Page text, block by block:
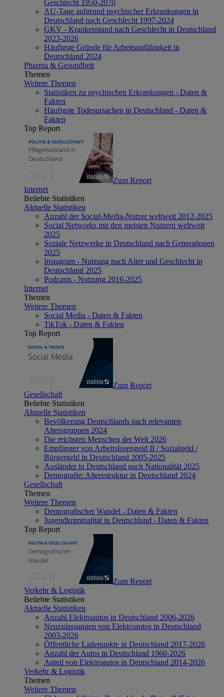
Geschlecht 1950-2070
AU-Tage aufgrund psychischer Erkrankungen in
Deutschland nach Geschlecht 1997-2024
GKV - Krankenstand nach Geschlecht in Deutschland
2023-2026
Häufigste Gründe für Arbeitsunfähigkeit in
Deutschland 2024
Pharma & Gesundheit
Themen
Weitere Themen
Statistiken zu psychischen Erkrankungen - Daten &
Fakten
Häufigste Todesursachen in Deutschland - Daten &
Fakten
Top Report
Zum Report
Internet
Beliebte Statistiken
Aktuelle Statistiken
Anzahl der Social-Media-Nutzer weltweit 2012-2025
Social Networks mit den meisten Nutzern weltweit
2025
Soziale Netzwerke in Deutschland nach Generationen
2025
Instagram - Nutzung nach Alter und Geschlecht in
Deutschland 2025
Podcasts - Nutzung 2016-2025
Internet
Themen
Weitere Themen
Social Media - Daten & Fakten
TikTok - Daten & Fakten
Top Report
Zum Report
Gesellschaft
Beliebte Statistiken
Aktuelle Statistiken
Bevölkerung Deutschlands nach relevanten
Altersgruppen 2024
Die reichsten Menschen der Welt 2026
Empfänger von Arbeitslosengeld II / Sozialgeld /
Bürgergeld in Deutschland 2005-2025
Ausländer in Deutschland nach Nationalität 2025
Demografie: Altersstruktur in Deutschland 2024
Gesellschaft
Themen
Weitere Themen
Demografischer Wandel - Daten & Fakten
Jugendkriminalität in Deutschland - Daten & Fakten
Top Report
Zum Report
Verkehr & Logistik
Beliebte Statistiken
Aktuelle Statistiken
Anzahl Elektroautos in Deutschland 2006-2026
Neuzulassungen von Elektroautos in Deutschland
2003-2026
Öffentliche Ladepunkte in Deutschland 2017-2026
Anzahl der Autos in Deutschland 1960-2026
Anteil von Elektroautos in Deutschland 2014-2026
Verkehr & Logistik
Themen
Weitere Themen